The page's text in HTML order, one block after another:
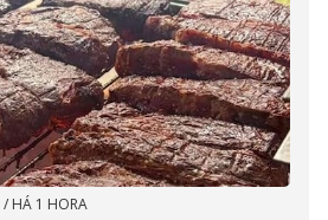
/ HÁ 1 HORA